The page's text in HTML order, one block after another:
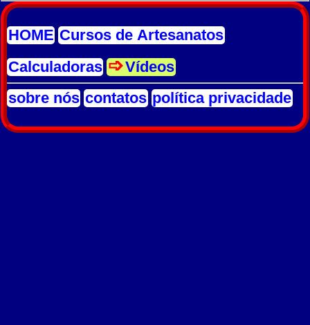
HOME Cursos de Artesanatos
Calculadoras
Vídeos
sobre nós contatos política privacidade